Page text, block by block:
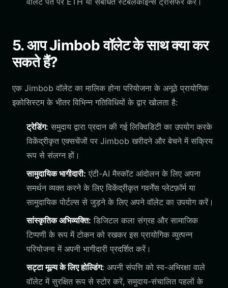
5. आप Jimbob वॉलेट के साथ क्या कर
सकते हैं?
एक Jimbob वॉलेट का मालिक होना परियोजना के अनूठे प्रायोगिक
इकोसिस्टम के भीतर विभिन्न गतिविधियों के द्वार खोलता है:
ट्रेडिंग: समुदाय द्वारा प्रदान की गई लिक्विडिटी का उपयोग करके
विकेंद्रीकृत एक्सचेंजों पर Jimbob खरीदने और बेचने में सक्रिय
रूप से संलग्न हों।
सामुदायिक भागीदारी: एंटी-AI मैस्कॉट आंदोलन के लिए अपना
समर्थन व्यक्त करने के लिए विकेंद्रीकृत गवर्नेंस प्लेटफ़ॉर्म या
सामुदायिक पोर्टल्स से जुड़ने के लिए अपने वॉलेट का उपयोग करें।
सांस्कृतिक अभिव्यक्ति: डिजिटल कला संग्रह और सामाजिक
टिप्पणी के रूप में टोकन को रखकर इस प्रायोगिक व्युत्पन्न
परियोजना में अपनी भागीदारी प्रदर्शित करें।
सट्टा मूल्य के लिए होल्डिंग: अपनी संपत्ति को स्व-अभिरक्षा वाले
वॉलेट में सुरक्षित रूप से स्टोर करें, समुदाय-संचालित पहलों के